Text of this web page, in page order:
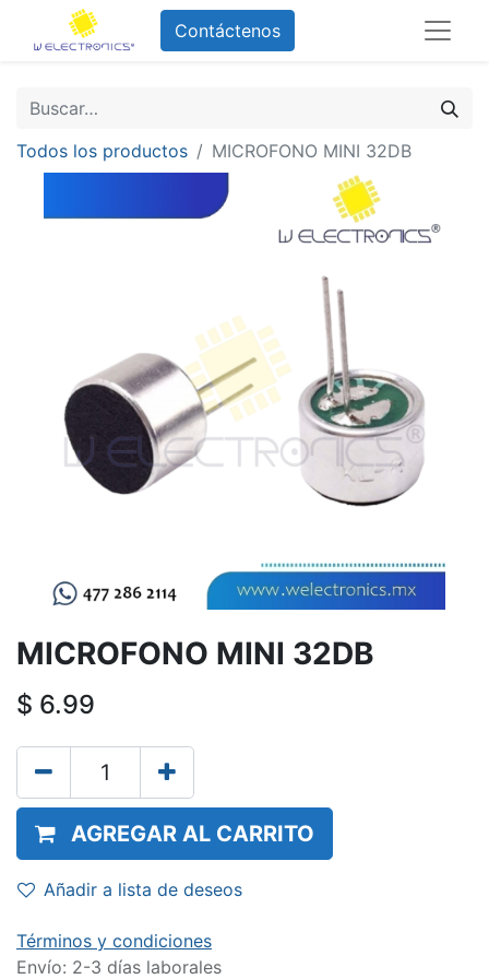
Contáctenos
Todos los productos MICROFONO MINI 32DB
MICROFONO MINI 32DB
$ 6.99
AGREGAR AL CARRITO
Añadir a lista de deseos
Términos y condiciones
Envío: 2-3 días laborales